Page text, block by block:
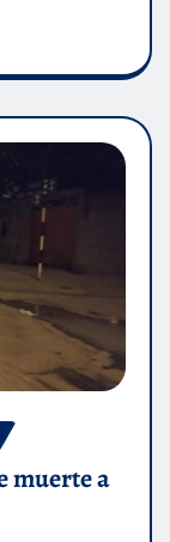
muerte a